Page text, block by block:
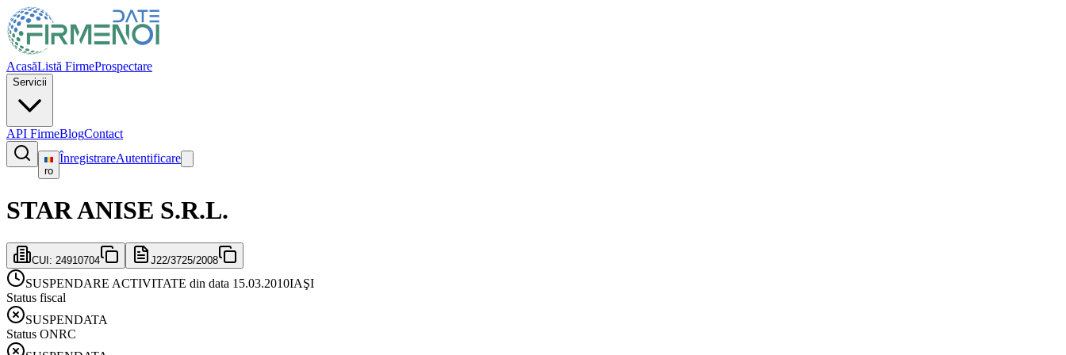
AcasăListă FirmeProspectare
Servicii
API FirmeBlogContact
ro
ÎnregistrareAutentificare
STAR ANISE S.R.L.
CUI: 24910704 J22/3725/2008
SUSPENDARE ACTIVITATE din data 15.03.2010IAŞI
Status fiscal
SUSPENDATA
Status ONRC